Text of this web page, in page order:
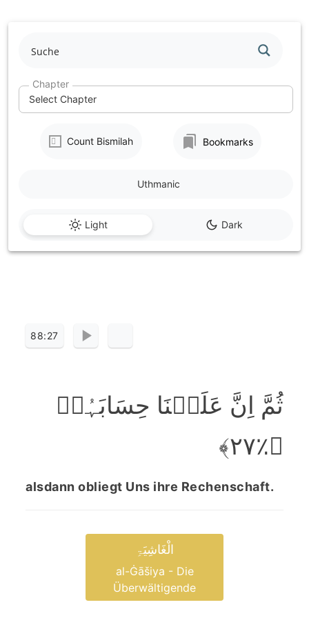
to
content
Chapter
Select Chapter
Count Bismilah Bookmarks
Light Dark
Uthmanic
88:27
ثُمَّ اِنَّ عَلَیۡنَا حِسَابَہُمۡ
﴿٪۲۷﴾
alsdann obliegt Uns ihre Rechenschaft.
الْغَاشِیَۃِ
al-Ġāšiya - Die
Überwältigende